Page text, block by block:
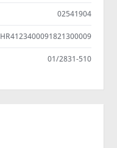
02541904
HR4123400091821300009
01/2831-510